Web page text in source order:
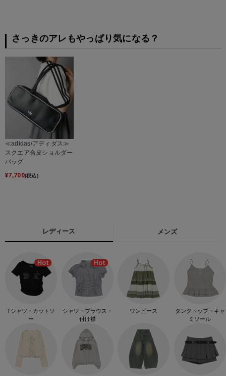
さっきのアレもやっぱり気になる？
≪adidas/アディダス≫
スクエア合皮ショルダー
バッグ
¥7,700(税込)
レディース メンズ
Tシャツ・カットソ
ー
シャツ・ブラウス・
付け襟
ワンピース
タンクトップ・キャ
ミソール